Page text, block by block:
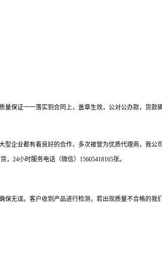
保证一一落实到合同上，盖章生效，公对公办款，货款
型企业都有着良好的合作，多次被誉为优质代理商，我公
24小时服务电话（微信）15605418165张。
无误。客户收到产品进行检测，若出现质量不合格的我